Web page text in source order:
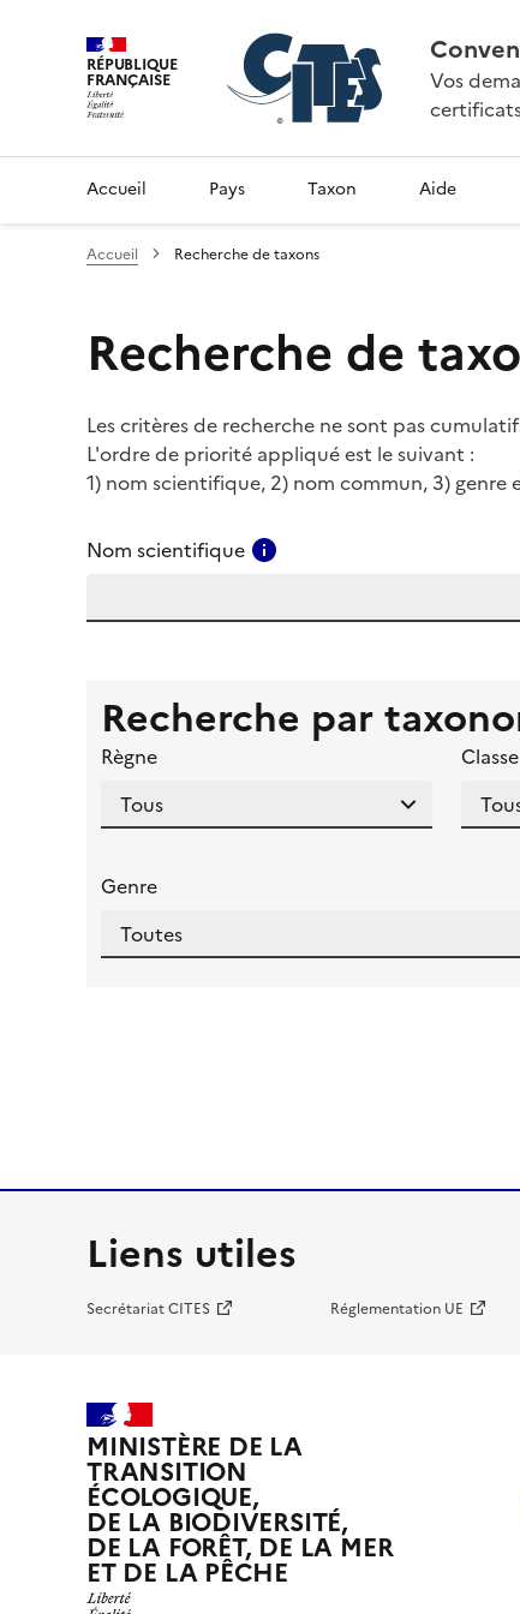
RÉPUBLIQUE
FRANÇAISE
Vos
Accueil Pays Taxon Aide
Accueil Recherche de taxons
Recherche de
Les critères de recherche ne sont pas
L'ordre de priorité appliqué est le suivant :
1) nom scientifique, 2) nom commun, 3) genre
Nom scientifique
Recherche par
Règne
Classe
Genre
Liens utiles
Secrétariat CITES Réglementation UE
MINISTÈRE DE LA
TRANSITION
ÉCOLOGIQUE,
DE LA BIODIVERSITÉ,
DE LA FORÊT, DE LA MER
ET DE LA PÊCHE